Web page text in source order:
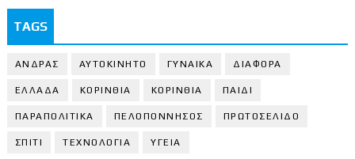
TAGS
ΑΝΔΡΑΣ ΑΥΤΟΚΙΝΗΤΟ ΓΥΝΑΙΚΑ ΔΙΑΦΟΡΑ
ΕΛΛΑΔΑ ΚΟΡΙΝΘΙΑ ΚΟΡΙΝΘΙA ΠΑΙΔΙ
ΠΑΡΑΠΟΛΙΤΙΚΑ ΠΕΛΟΠΟΝΝΗΣΟΣ ΠΡΩΤΟΣΕΛΙΔΟ
ΣΠΙΤΙ ΤΕΧΝΟΛΟΓΙΑ ΥΓΕΙΑ